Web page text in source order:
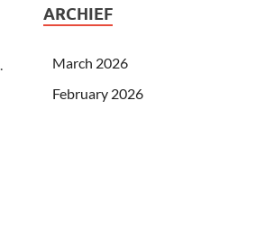
ARCHIEF
March 2026
February 2026